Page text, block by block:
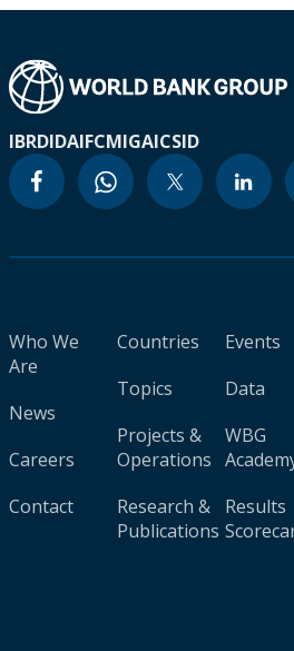
IBRDIDAIFCMIGAICSID
Who We
Are
News
Careers
Contact
Countries
Topics
Projects &
Operations
Research &
Publications
Events
Data
WBG
Results